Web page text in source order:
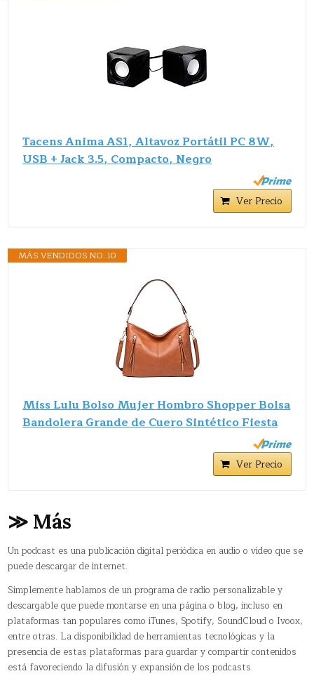
Tacens Anima AS1, Altavoz Portátil PC 8W,
USB + Jack 3.5, Compacto, Negro
Ver Precio
MÁS VENDIDOS NO. 10
Miss Lulu Bolso Mujer Hombro Shopper Bolsa
Bandolera Grande de Cuero Sintético Fiesta
Ver Precio
≫ Más
Un podcast es una publicación digital periódica en audio o vídeo que se
puede descargar de internet.
Simplemente hablamos de un programa de radio personalizable y
descargable que puede montarse en una página o blog, incluso en
plataformas tan populares como iTunes, Spotify, SoundCloud o Ivoox,
entre otras. La disponibilidad de herramientas tecnológicas y la
presencia de estas plataformas para guardar y compartir contenidos
está favoreciendo la difusión y expansión de los podcasts.